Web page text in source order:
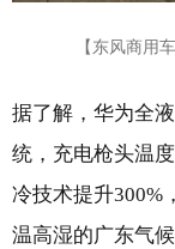
【东风商用
据了解，华为全
统，充电枪头温
冷技术提升300%
温高湿的广东气